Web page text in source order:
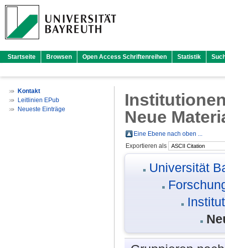
Startseite Browsen Open Access Schriftenreihen Statistik
Kontakt
Leitlinien EPub
Neueste Einträge
Neue
Eine Ebene nach oben ...
Exportieren als
Universität